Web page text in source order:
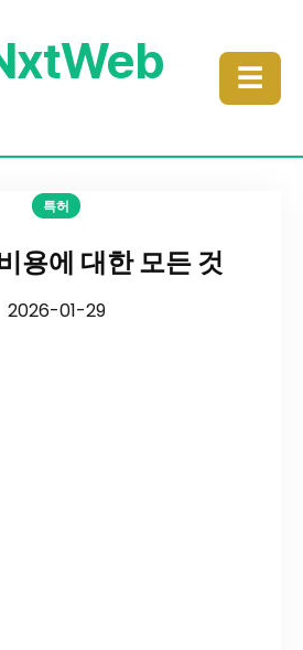
☰
특허
용에 대한 모든 것
2026-01-29